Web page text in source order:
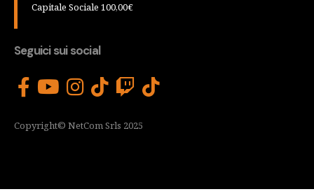
Capitale Sociale 100,00€
Seguici sui social
Copyright© NetCom Srls 2025